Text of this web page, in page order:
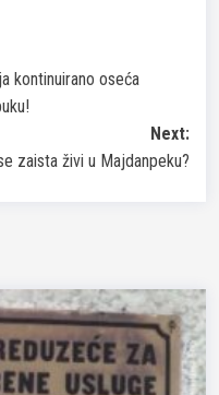
kontinuirano oseća
Next:
zaista živi u Majdanpeku?